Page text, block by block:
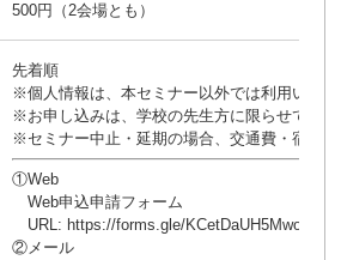
500円（2会場とも）
先着順
※個人情報は、本セミナー以外では利用いた
※お申し込みは、学校の先生方に限らせてい
※セミナー中止・延期の場合、交通費・宿泊
①Web
Web申込申請フォーム
URL: https://forms.gle/
②メール